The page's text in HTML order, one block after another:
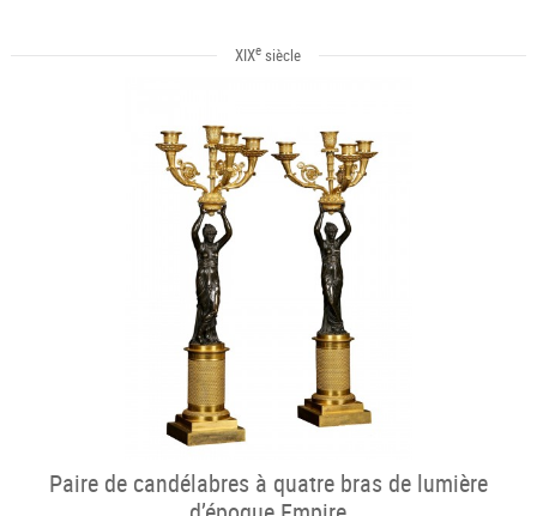
XIXe siècle
Paire de candélabres à quatre bras de lumière